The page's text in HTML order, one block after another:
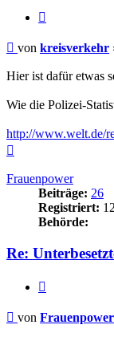
Beitrag
von kreisverkehr
Hier ist dafür etwas
Wie die Polizei-
http://www.welt.de/
Frauenpower
Beiträge: 26
Registriert:
Behörde:
Re:
Beitrag
von Frauenpower